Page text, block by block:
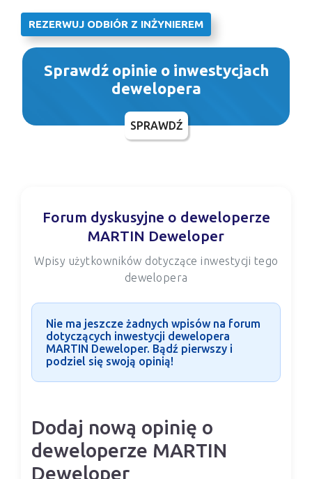
REZERWUJ ODBIÓR Z INŻYNIEREM
Sprawdź opinie o inwestycjach
dewelopera
SPRAWDŹ
Forum dyskusyjne o deweloperze
MARTIN Deweloper
Wpisy użytkowników dotyczące inwestycji tego
dewelopera
Nie ma jeszcze żadnych wpisów na forum
dotyczących inwestycji dewelopera
MARTIN Deweloper. Bądź pierwszy i
podziel się swoją opinią!
Dodaj nową opinię o
deweloperze MARTIN
Deweloper